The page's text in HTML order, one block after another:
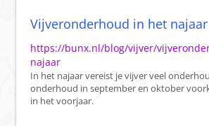
Vijveronderhoud in het najaar
https://bunx.nl/blog/vijver/
najaar
In het najaar vereist je vijver veel
onderhoud in september en oktober
in het voorjaar.